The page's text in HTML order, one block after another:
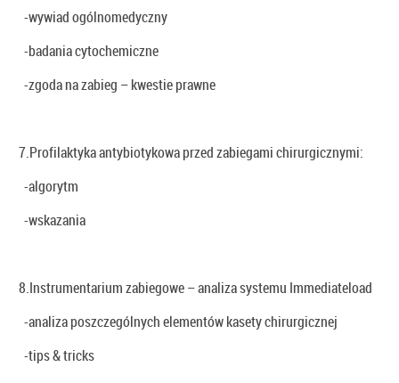
-wywiad ogólnomedyczny
-badania cytochemiczne
-zgoda na zabieg – kwestie prawne
7.Profilaktyka antybiotykowa przed zabiegami chirurgicznymi:
-algorytm
-wskazania
8.Instrumentarium zabiegowe – analiza systemu Immediateload
-analiza poszczególnych elementów kasety chirurgicznej
-tips & tricks